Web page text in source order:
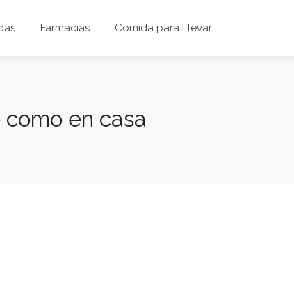
Farmacias Comida para Llevar
como en casa